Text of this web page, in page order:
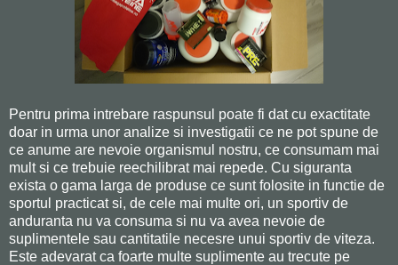
Pentru prima intrebare raspunsul poate fi dat cu exactitate
doar in urma unor analize si investigatii ce ne pot spune de
ce anume are nevoie organismul nostru, ce consumam mai
mult si ce trebuie reechilibrat mai repede. Cu siguranta
exista o gama larga de produse ce sunt folosite in functie de
sportul practicat si, de cele mai multe ori, un sportiv de
anduranta nu va consuma si nu va avea nevoie de
suplimentele sau cantitatile necesre unui sportiv de viteza.
Este adevarat ca foarte multe suplimente au trecute pe